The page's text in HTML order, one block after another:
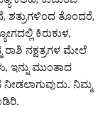
ಶತ್ರುಗಳಿಂದ ತೊಂದರೆ,
ಕಿರುಕುಳ,
ನಕ್ಷತ್ರಗಳ ಮೇಲೆ
ಇನ್ನು ಮುಂತಾದ
ನಿಮ್ಮ